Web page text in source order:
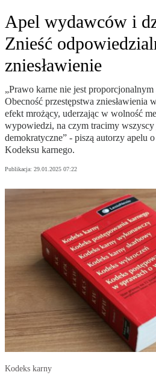
Apel wydawców i
Znieść
zniesławienie
„Prawo karne nie jest
Obecność przestępstwa zniesławienia
efekt mrożący, uderzając w wolność
wypowiedzi, na czym tracimy wszyscy
demokratyczne” - piszą autorzy apelu
Kodeksu karnego.
Publikacja: 29.01.2025 07:22
Kodeks karny